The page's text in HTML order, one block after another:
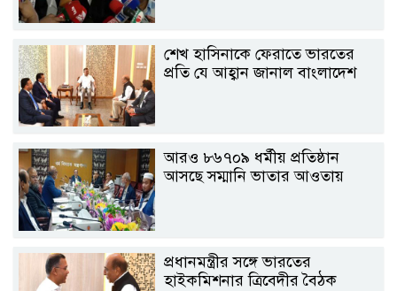
শেখ হাসিনাকে ফেরাতে ভারতের
প্রতি যে আহ্বান জানাল বাংলাদেশ
আরও ৮৬৭০৯ ধর্মীয় প্রতিষ্ঠান
আসছে সম্মানি ভাতার আওতায়
প্রধানমন্ত্রীর সঙ্গে ভারতের
হাইকমিশনার ত্রিবেদীর বৈঠক